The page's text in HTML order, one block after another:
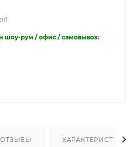
шоу-рум / офис / самовывоз:
ОТЗЫВЫ ХАРАКТЕРИСТИКИ